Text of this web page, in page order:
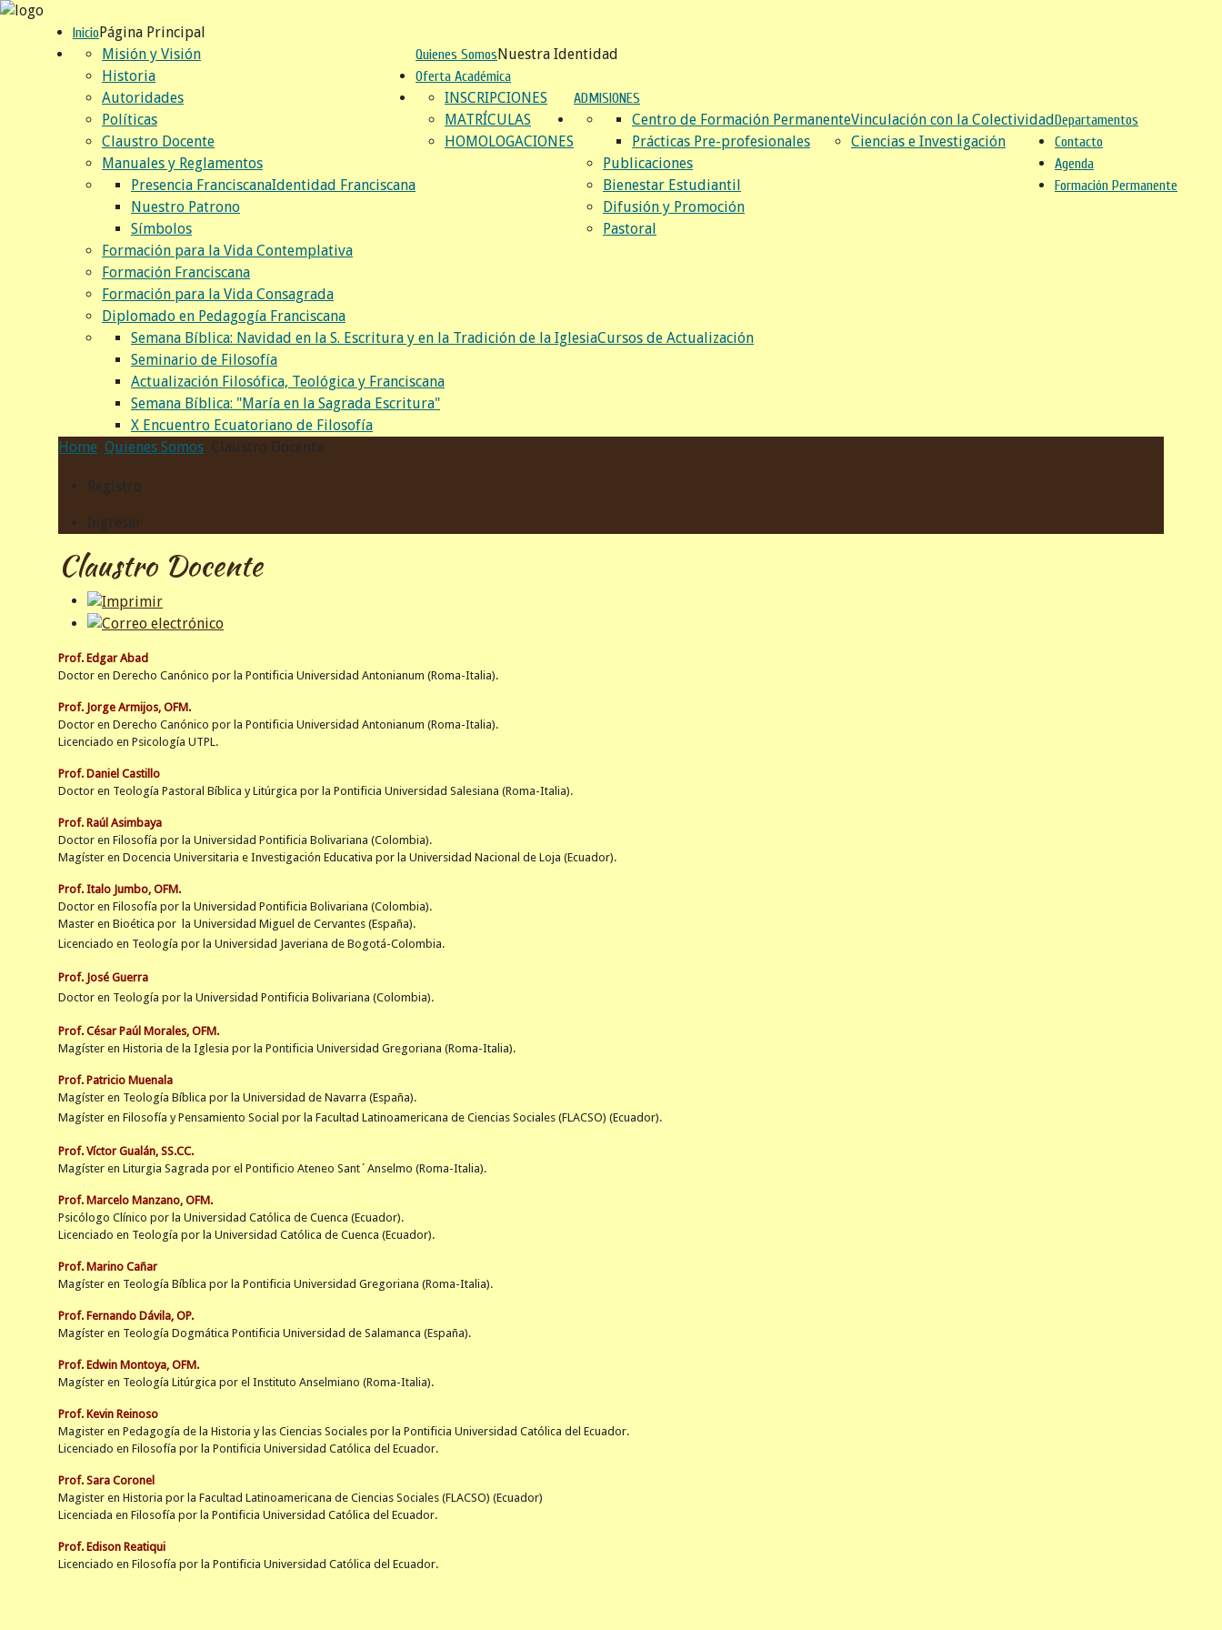
InicioPágina Principal
Quienes SomosNuestra Identidad
Misión y Visión
Historia
Autoridades
Políticas
Claustro Docente
Manuales y Reglamentos
Identidad Franciscana
Presencia Franciscana
Nuestro Patrono
Símbolos
Oferta Académica
ADMISIONES
INSCRIPCIONES
MATRÍCULAS
HOMOLOGACIONES
Departamentos
Vinculación con la Colectividad
Centro de Formación Permanente
Prácticas Pre-profesionales
Ciencias e Investigación
Publicaciones
Bienestar Estudiantil
Difusión y Promoción
Pastoral
Contacto
Agenda
Formación Permanente
Formación para la Vida Contemplativa
Formación Franciscana
Formación para la Vida Consagrada
Diplomado en Pedagogía Franciscana
Cursos de Actualización
Semana Bíblica: Navidad en la S. Escritura y en la Tradición de la Iglesia
Seminario de Filosofía
Actualización Filosófica, Teológica y Franciscana
Semana Bíblica: "María en la Sagrada Escritura"
X Encuentro Ecuatoriano de Filosofía
Home Quienes Somos Claustro Docente
Registro
Ingresar
Claustro Docente
Prof. Edgar Abad
Doctor en Derecho Canónico por la Pontificia Universidad Antonianum (Roma-Italia).
Prof. Jorge Armijos, OFM.
Doctor en Derecho Canónico por la Pontificia Universidad Antonianum (Roma-Italia).
Licenciado en Psicología UTPL.
Prof. Daniel Castillo
Doctor en Teología Pastoral Bíblica y Litúrgica por la Pontificia Universidad Salesiana (Roma-Italia).
Prof. Raúl Asimbaya
Doctor en Filosofía por la Universidad Pontificia Bolivariana (Colombia).
Magíster en Docencia Universitaria e Investigación Educativa por la Universidad Nacional de Loja (Ecuador).
Prof. Italo Jumbo, OFM.
Doctor en Filosofía por la Universidad Pontificia Bolivariana (Colombia).
Master en Bioética por la Universidad Miguel de Cervantes (España).
Licenciado en Teología por la Universidad Javeriana de Bogotá-Colombia.
Prof. José Guerra
Doctor en Teología por la Universidad Pontificia Bolivariana (Colombia).
Prof. César Paúl Morales, OFM.
Magíster en Historia de la Iglesia por la Pontificia Universidad Gregoriana (Roma-Italia).
Prof. Patricio Muenala
Magíster en Teología Bíblica por la Universidad de Navarra (España).
Magíster en Filosofía y Pensamiento Social por la Facultad Latinoamericana de Ciencias Sociales (FLACSO) (Ecuador).
Prof. Víctor Gualán, SS.CC.
Magíster en Liturgia Sagrada por el Pontificio Ateneo Sant´Anselmo (Roma-Italia).
Prof. Marcelo Manzano, OFM.
Psicólogo Clínico por la Universidad Católica de Cuenca (Ecuador).
Licenciado en Teología por la Universidad Católica de Cuenca (Ecuador).
Prof. Marino Cañar
Magíster en Teología Bíblica por la Pontificia Universidad Gregoriana (Roma-Italia).
Prof. Fernando Dávila, OP.
Magíster en Teología Dogmática Pontificia Universidad de Salamanca (España).
Prof. Edwin Montoya, OFM.
Magíster en Teología Litúrgica por el Instituto Anselmiano (Roma-Italia).
Prof. Kevin Reinoso
Magister en Pedagogía de la Historia y las Ciencias Sociales por la Pontificia Universidad Católica del Ecuador.
Licenciado en Filosofía por la Pontificia Universidad Católica del Ecuador.
Prof. Sara Coronel
Magister en Historia por la Facultad Latinoamericana de Ciencias Sociales (FLACSO) (Ecuador)
Licenciada en Filosofía por la Pontificia Universidad Católica del Ecuador.
Prof. Edison Reatiqui
Licenciado en Filosofía por la Pontificia Universidad Católica del Ecuador.